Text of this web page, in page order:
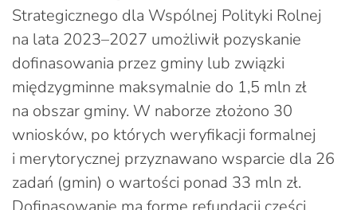
Strategicznego dla Wspólnej Polityki Rolnej
na lata 2023–2027 umożliwił pozyskanie
dofinasowania przez gminy lub związki
międzygminne maksymalnie do 1,5 mln zł
na obszar gminy. W naborze złożono 30
wniosków, po których weryfikacji formalnej
i merytorycznej przyznawano wsparcie dla 26
zadań (gmin) o wartości ponad 33 mln zł.